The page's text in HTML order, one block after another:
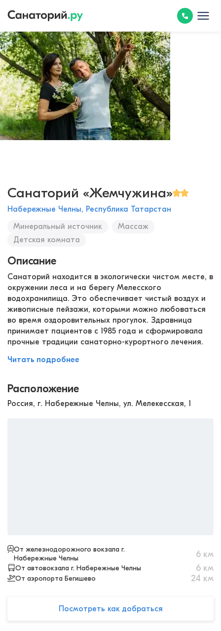
Санаторий «Жемчужина»
Набережные Челны, Республика Татарстан
Минеральный источник
Массаж
Детская комната
Описание
Санаторий находится в экологически чистом месте, в
окружении леса и на берегу Мелесского
водохранилища. Это обеспечивает чистый воздух и
живописные пейзажи, которыми можно любоваться
во время оздоровительных прогулок. Здравница
принимает пациентов с 1985 года и сформировала
прочные традиции санаторно-курортного лечения.
Читать подробнее
Расположение
Россия, г. Набережные Челны, ул. Мелекесская, 1
От железнодорожного вокзала г.
Набережные Челны
6 км
От автовокзала г. Набережные Челны 6 км
От аэропорта Бегишево 24 км
Посмотреть как добраться